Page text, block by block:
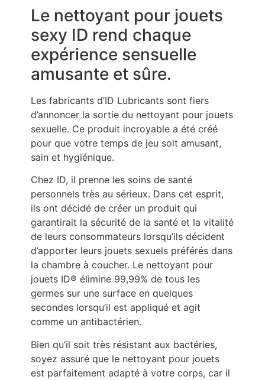
Le nettoyant pour jouets
sexy ID rend chaque
expérience sensuelle
amusante et sûre.
Les fabricants d’ID Lubricants sont fiers
d’annoncer la sortie du nettoyant pour jouets
sexuelle. Ce produit incroyable a été créé
pour que votre temps de jeu soit amusant,
sain et hygiénique.
Chez ID, il prenne les soins de santé
personnels très au sérieux. Dans cet esprit,
ils ont décidé de créer un produit qui
garantirait la sécurité de la santé et la vitalité
de leurs consommateurs lorsqu’ils décident
d’apporter leurs jouets sexuels préférés dans
la chambre à coucher. Le nettoyant pour
jouets ID® élimine 99,99% de tous les
germes sur une surface en quelques
secondes lorsqu’il est appliqué et agit
comme un antibactérien.
Bien qu’il soit très résistant aux bactéries,
soyez assuré que le nettoyant pour jouets
est parfaitement adapté à votre corps, car il